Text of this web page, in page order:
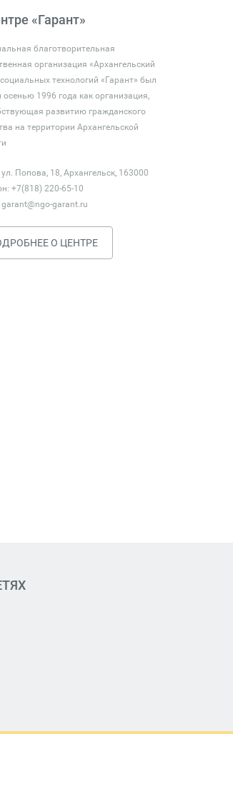
«Гарант»
благотворительная
организация «Архангельский
технологий «Гарант» был
осенью 1996 года как организация,
развитию гражданского
на территории Архангельской
Попова, 18, Архангельск, 163000
+7(818) 220-65-10
garant@ngo-garant.ru
О ЦЕНТРЕ